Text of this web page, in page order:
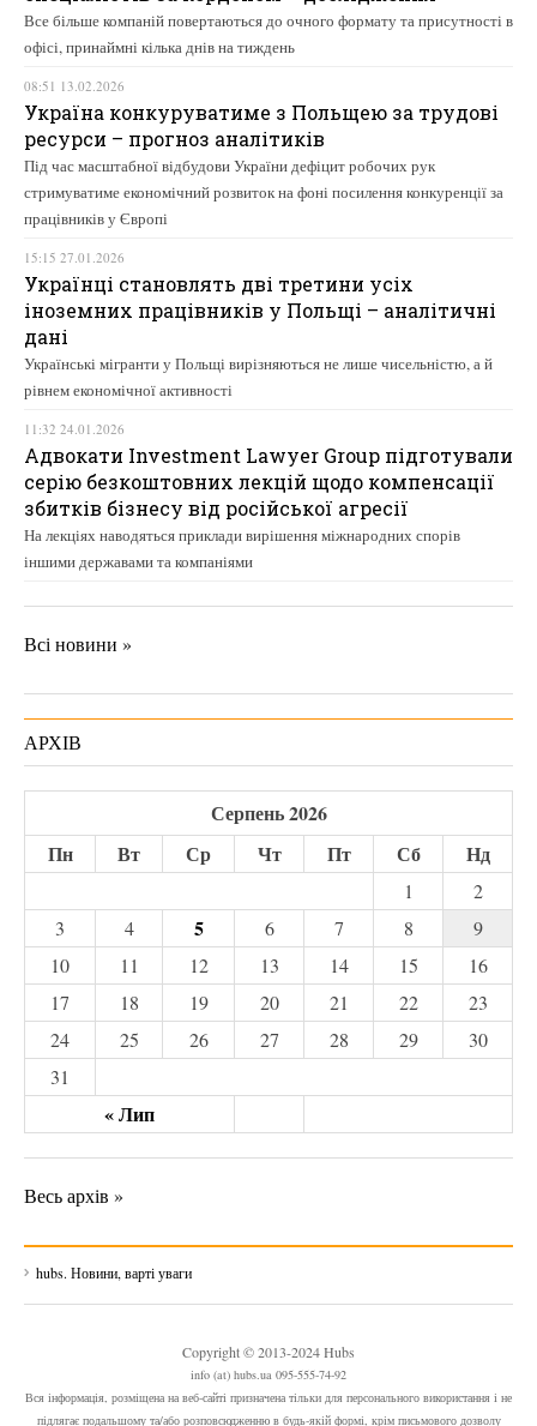
Все більше компаній повертаються до очного формату та присутності в
офісі, принаймні кілька днів на тиждень
08:51 13.02.2026
Україна конкуруватиме з Польщею за трудові
ресурси – прогноз аналітиків
Під час масштабної відбудови України дефіцит робочих рук
стримуватиме економічний розвиток на фоні посилення конкуренції за
працівників у Європі
15:15 27.01.2026
Українці становлять дві третини усіх
іноземних працівників у Польщі – аналітичні
дані
Українські мігранти у Польщі вирізняються не лише чисельністю, а й
рівнем економічної активності
11:32 24.01.2026
Адвокати Investment Lawyer Group підготували
серію безкоштовних лекцій щодо компенсації
збитків бізнесу від російської агресії
На лекціях наводяться приклади вирішення міжнародних спорів
іншими державами та компаніями
Всі новини »
АРХІВ
Серпень 2026
Пн
Вт Ср Чт Пт Сб Нд
« Лип
1
2
3
4 5 6 7 8
9
10
11 12 13 14 15
16
17
18 19 20 21 22
23
24
25 26 27 28 29
30
31
Весь архів »
hubs. Новини, варті уваги
Copyright © 2013-2024 Hubs
info (at) hubs.ua 095-555-74-92
Вся інформація, розміщена на веб-сайті призначена тільки для персонального використання і не
підлягає подальшому та/або розповсюдженню в будь-якій формі, крім письмового дозволу